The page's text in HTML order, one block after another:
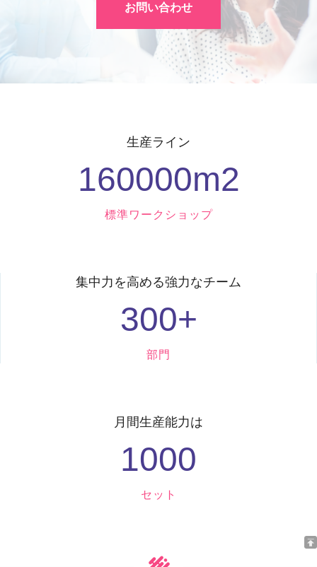
お問い合わせ
生産ライン
160000M2
標準ワークショップ
集中力を高める強力なチーム
300+
部門
月間生産能力は
1000
セット